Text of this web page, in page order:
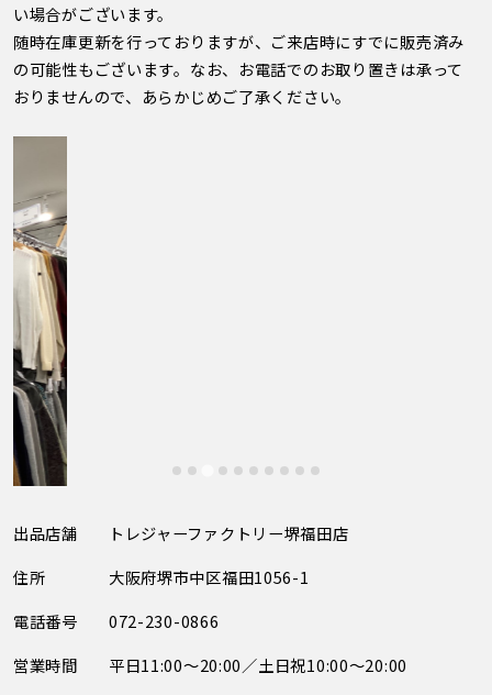
い場合がございます。
随時在庫更新を行っておりますが、ご来店時にすでに販売済み
の可能性もございます。なお、お電話でのお取り置きは承って
おりませんので、あらかじめご了承ください。
出品店舗
トレジャーファクトリー堺福田店
住所
大阪府堺市中区福田1056-1
電話番号
072-230-0866
営業時間
平日11:00～20:00／土日祝10:00～20:00